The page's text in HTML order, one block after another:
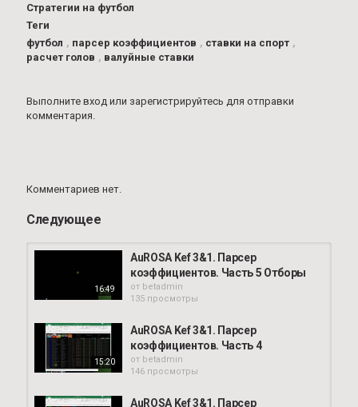
Стратегии на футбол
Теги
футбол , парсер коэффициентов , ставки на спорт ,
расчет голов , валуйные ставки
Выполните вход или зарегистрируйтесь для отправки
комментария.
Комментариев нет.
Следующее
16:49
AuROSA Kef 3&1. Парсер
коэффициентов. Часть 5 Отборы
от betadmin
135 просмотры
15:20
AuROSA Kef 3&1. Парсер
коэффициентов. Часть 4
от betadmin
146 просмотры
AuROSA Kef 3&1. Парсер